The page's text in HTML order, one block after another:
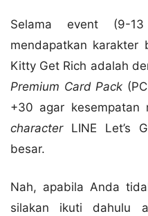
Selama event (9-
mendapatkan karakter
Kitty Get Rich adalah
Premium Card Pack
+30 agar kesempatan
characterLINE Let’s
besar.
Nah, apabila Anda
silakan ikuti dahulu